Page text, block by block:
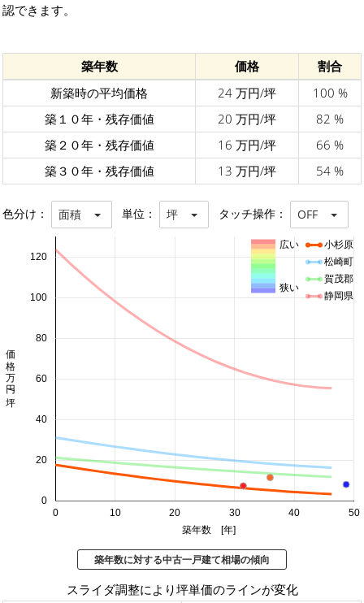
認できます。
築年数 価格
割合
新築時の平均価格
24 万円/坪
100 %
築１０年・残存価値
20 万円/坪
82 %
築２０年・残存価値
16 万円/坪
66 %
築３０年・残存価値
13 万円/坪 54 %
色分け： 面積 単位： 坪 タッチ操作： OFF
0 10 20 30 40 50
0
20
40
60
80
100
120
築年数 [年]
価格 万円/坪
小杉原
松崎町
賀茂郡
静岡県
広い
狭い
築年数に対する中古一戸建て相場の傾向
スライダ調整により坪単価のラインが変化